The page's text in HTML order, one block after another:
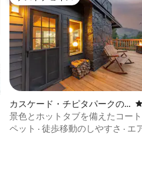
件、5つ星中4.87つ星の平均評価
カスケード・チピタパークの
ログハウス
景色とホットタブを備えたコー
のキャビンでの休暇 - ペットOK
ペット · 徒歩移動のしやすさ · エ